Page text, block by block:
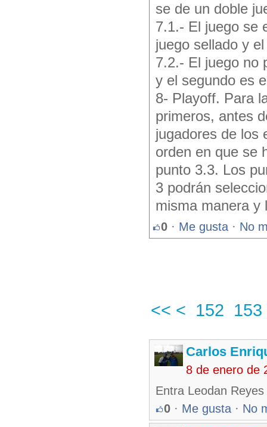
se de un doble
7.1.- El juego se
juego sellado y
7.2.- El juego no
y el segundo es
8- Playoff. Para
primeros, antes
jugadores de los
orden en que se
punto 3.3. Los
3 podrán
misma manera y
0 · Me gusta · No
<< < 152 153
Carlos
8 de enero de
Entra Leodan
0 · Me gusta · No